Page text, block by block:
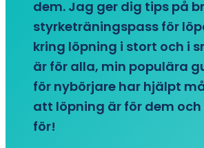
dem. Jag ger dig tips på
styrketräningspass för
kring löpning i stort och i
är för alla, min populära
för nybörjare har hjälpt
att löpning är för dem
för!